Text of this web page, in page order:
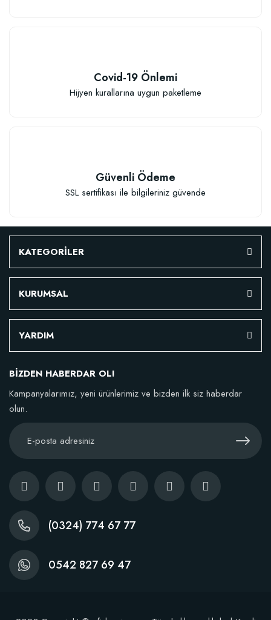
52,18 TL
BestSol Sıvı Solucan Gübresi 1 Litre
146,77 TL
Covid-19 Önlemi
Hijyen kurallarına uygun paketleme
Güvenli Ödeme
SSL sertifikası ile bilgileriniz güvende
KATEGORİLER
KURUMSAL
YARDIM
BİZDEN HABERDAR OL!
Kampanyalarımız, yeni ürünlerimiz ve bizden ilk siz haberdar
olun.
(0324) 774 67 77
0542 827 69 47